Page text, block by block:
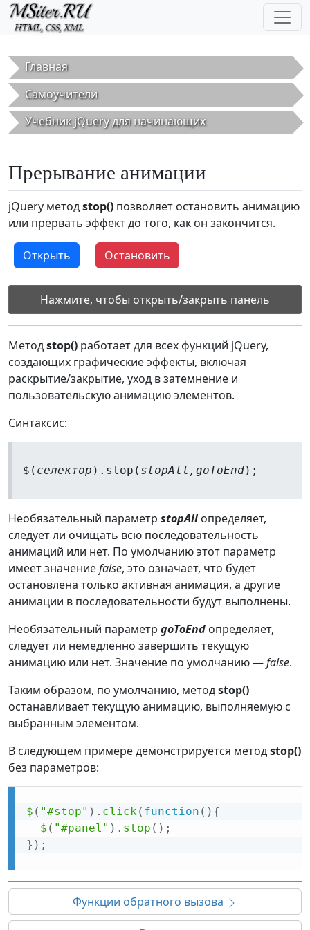
Перейти к основному содержанию
Главная
Самоучители
Учебник jQuery для начинающих
Прерывание анимации
jQuery методstop() позволяет остановить анимацию
или прервать эффект до того, как он закончится.
Открыть Остановить
Нажмите, чтобы открыть/закрыть панель
Методstop() работает для всех функций jQuery,
создающих графические эффекты, включая
раскрытие/закрытие, уход в затемнение и
пользовательскую анимацию элементов.
Синтаксис:
$( селектор ).stop( stopAll,goToEnd);
Необязательный параметр stopAllопределяет,
следует ли очищать всю последовательность
анимаций или нет. По умолчанию этот параметр
имеет значениеfalse, это означает, что будет
остановлена только активная анимация, а другие
анимации в последовательности будут выполнены.
Необязательный параметр goToEnd определяет,
следует ли немедленно завершить текущую
анимацию или нет. Значение по умолчанию —false.
Таким образом, по умолчанию, методstop()
останавливает текущую анимацию, выполняемую с
выбранным элементом.
В следующем примере демонстрируется методstop()
без параметров:
$ ( "#stop" ) . click( function ( ) {
$ ( "#panel" ) . stop ( ) ;
} ) ;
Функции обратного вызова